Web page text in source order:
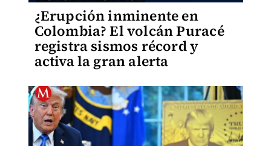
¿Erupción inminente en
Colombia? El volcán Puracé
registra sismos récord y
activa la gran alerta